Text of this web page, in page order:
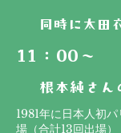
同時に太田
11：00～
根本純さん
1981年に日本人初
場（合計13回出場）